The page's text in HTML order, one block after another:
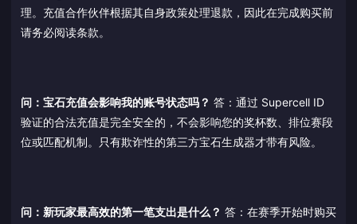
理。充值合作伙伴根据其自身政策处理退款，因此在完成购买前
请务必阅读条款。
问：宝石充值会影响我的账号状态吗？ 答：通过 Supercell ID
验证的合法充值是完全安全的，不会影响您的奖杯数、排位赛段
位或匹配机制。只有欺诈性的第三方宝石生成器才带有风险。
问：新玩家最高效的第一笔支出是什么？ 答：在赛季开始时购买